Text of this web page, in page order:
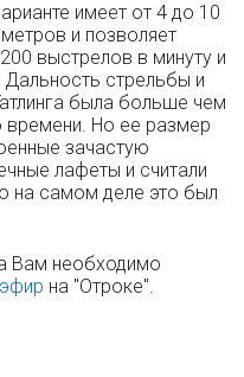
имеет от 4 до 10
и позволяет
выстрелов в минуту и
стрельбы и
была больше чем
времени. Но ее размер
зачастую
лафеты и считали
на самом деле это был
Вам необходимо
на "Отроке".